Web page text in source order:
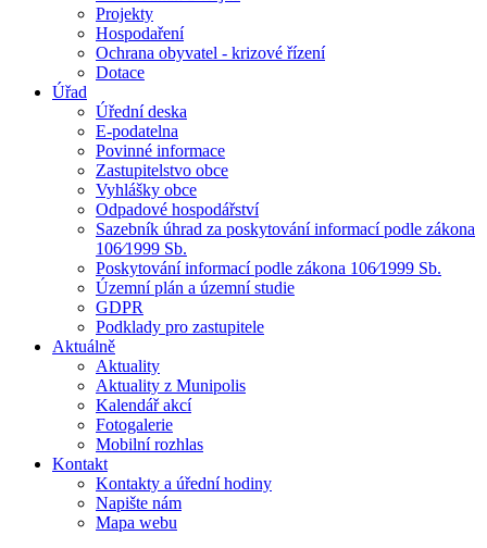
Projekty
Hospodaření
Ochrana obyvatel - krizové řízení
Dotace
Úřad
Úřední deska
E-podatelna
Povinné informace
Zastupitelstvo obce
Vyhlášky obce
Odpadové hospodářství
Sazebník úhrad za poskytování informací podle zákona
106⁄1999 Sb.
Poskytování informací podle zákona 106⁄1999 Sb.
Územní plán a územní studie
GDPR
Podklady pro zastupitele
Aktuálně
Aktuality
Aktuality z Munipolis
Kalendář akcí
Fotogalerie
Mobilní rozhlas
Kontakt
Kontakty a úřední hodiny
Napište nám
Mapa webu